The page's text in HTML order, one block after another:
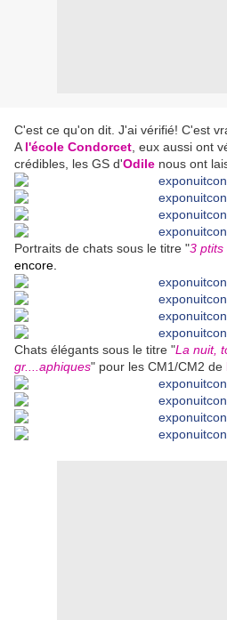
C'est ce qu'on dit. J'ai vérifié! C'est
A l'école Condorcet , eux aussi ont
crédibles, les GS d'Odile nous ont
Portraits de chats sous le titre "3 ptits
encore.
Chats élégants sous le titre "L a nuit,
gr....aphiques" pour les CM1/CM2 de